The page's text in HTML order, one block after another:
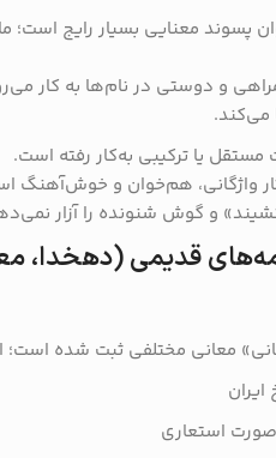
پسوند معنایی بسیار رایج است؛
و دوستی در نام‌ها به کار
می‌کند.
مستقل یا ترکیبی به‌کار رفته است.
واژگانی، هم‌خوان و خوش‌آهنگ
و گوش شنونده را آزار
قدیمی (دهخدا،
معانی مختلفی ثبت شده است؛
استعاری